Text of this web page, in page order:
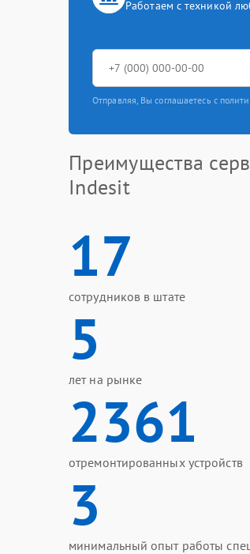
Работаем с техникой
Отправляя, Вы соглашаетесь с
Преимущества
Indesit
17
сотрудников в штате
5
лет на рынке
2361
отремонтированных устройств
3
минимальный опыт работы